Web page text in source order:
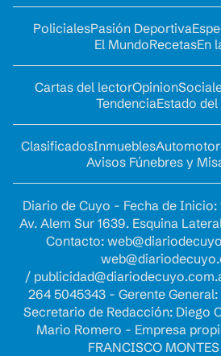
PolicialesPasión Deportiva
El MundoRecetasEn
Cartas del lectorOpinion
TendenciaEstado
ClasificadosInmuebles
Avisos Fúnebres y
Diario de Cuyo - Fecha de
Av. Alem Sur 1639. Esquina
Contacto:
/
264 5045343 - Gerente
Secretario de Redacción: Diego
Mario Romero - Empresa
FRANCISCO MONTES